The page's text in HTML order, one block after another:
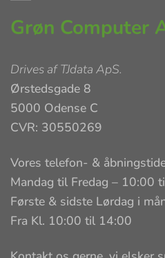
Grøn Computer
Drives afTJdata ApS.
Ørstedsgade 8
5000 Odense C
CVR: 30550269
Vores telefon- &
Mandag til Fredag – 10:00
Første & sidste Lørdag i
Fra Kl. 10:00 til 14:00